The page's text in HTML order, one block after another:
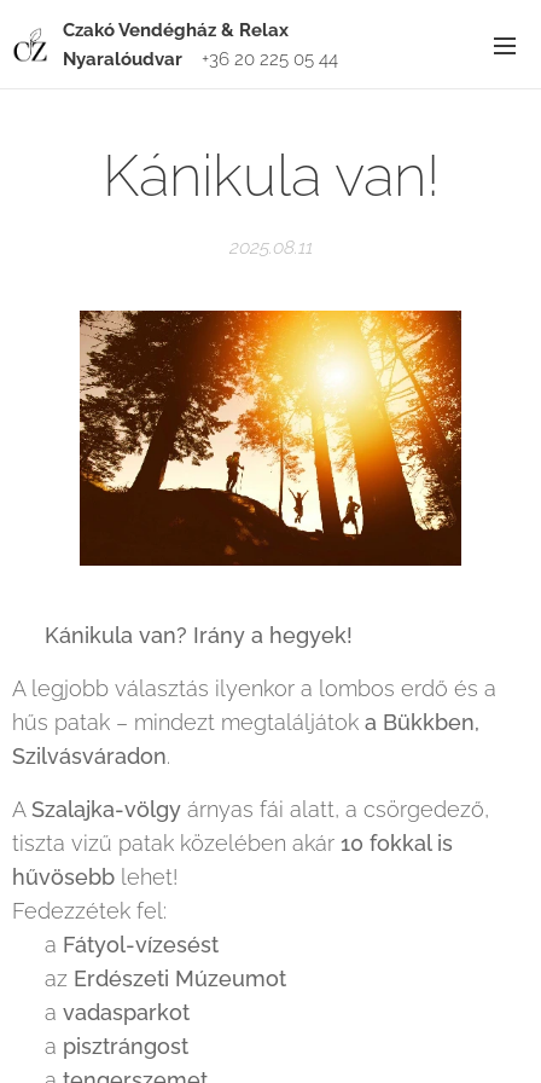
Czakó Vendégház & Relax
Nyaralóudvar +36 20 225 05 44
Kánikula van!
2025.08.11
Kánikula van? Irány a hegyek!
A legjobb választás ilyenkor a lombos erdő és a
hűs patak – mindezt megtaláljátok a Bükkben,
Szilvásváradon.
A Szalajka-völgy árnyas fái alatt, a csörgedező,
tiszta vizű patak közelében akár 10 fokkal is
hűvösebb lehet!
Fedezzétek fel:
✨ a Fátyol-vízesést
🏛 az Erdészeti Múzeumot
🦌 a vadasparkot
🐟 a pisztrángost